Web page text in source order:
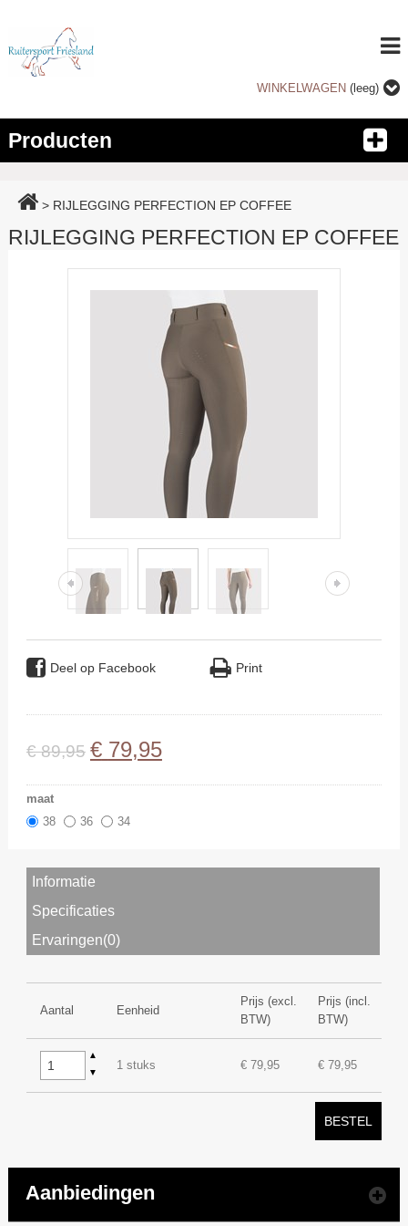
WINKELWAGEN (leeg)
Producten
> RIJLEGGING PERFECTION EP COFFEE
RIJLEGGING PERFECTION EP COFFEE
Deel op Facebook Print
€ 89,95 € 79,95
maat
38
36 34
Informatie
Specificaties
Ervaringen(0)
Aantal Eenheid
Prijs (excl.
BTW)
Prijs (incl.
BTW)
▲
▼
1 stuks € 79,95 € 79,95
BESTEL
Aanbiedingen